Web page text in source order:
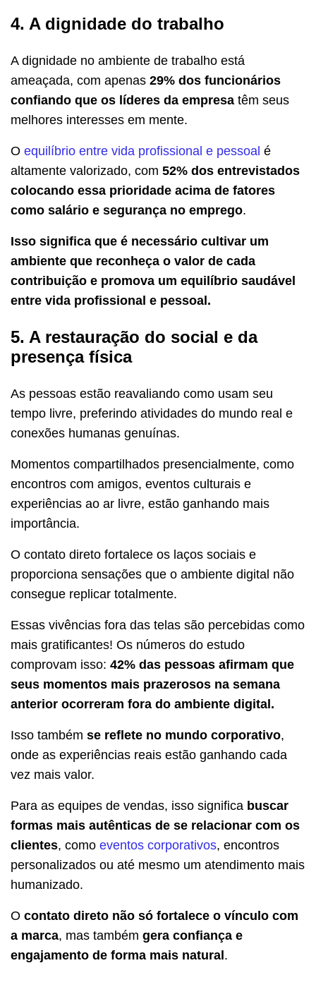
4. A dignidade do trabalho
A dignidade no ambiente de trabalho está
ameaçada, com apenas 29% dos funcionários
confiando que os líderes da empresa têm seus
melhores interesses em mente.
O equilíbrio entre vida profissional e pessoal é
altamente valorizado, com 52% dos entrevistados
colocando essa prioridade acima de fatores
como salário e segurança no emprego.
Isso significa que é necessário cultivar um
ambiente que reconheça o valor de cada
contribuição e promova um equilíbrio saudável
entre vida profissional e pessoal.
5. A restauração do social e da
presença física
As pessoas estão reavaliando como usam seu
tempo livre, preferindo atividades do mundo real e
conexões humanas genuínas.
Momentos compartilhados presencialmente, como
encontros com amigos, eventos culturais e
experiências ao ar livre, estão ganhando mais
importância.
O contato direto fortalece os laços sociais e
proporciona sensações que o ambiente digital não
consegue replicar totalmente.
Essas vivências fora das telas são percebidas como
mais gratificantes! Os números do estudo
comprovam isso: 42% das pessoas afirmam que
seus momentos mais prazerosos na semana
anterior ocorreram fora do ambiente digital.
Isso também se reflete no mundo corporativo,
onde as experiências reais estão ganhando cada
vez mais valor.
Para as equipes de vendas, isso significa buscar
formas mais autênticas de se relacionar com os
clientes, como eventos corporativos, encontros
personalizados ou até mesmo um atendimento mais
humanizado.
O contato direto não só fortalece o vínculo com
a marca, mas também gera confiança e
engajamento de forma mais natural.